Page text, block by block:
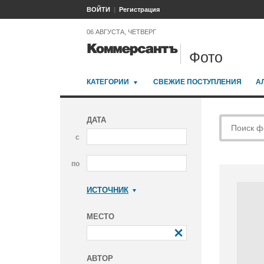
ВОЙТИ Регистрация
06 АВГУСТА, ЧЕТВЕРГ
Фото
КАТЕГОРИИ СВЕЖИЕ ПОСТУПЛЕНИЯ
ДАТА
с
по
ИСТОЧНИК
МЕСТО
АВТОР